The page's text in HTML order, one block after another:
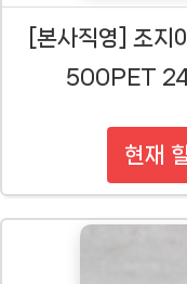
[본사직영] 조지
500PET
현재